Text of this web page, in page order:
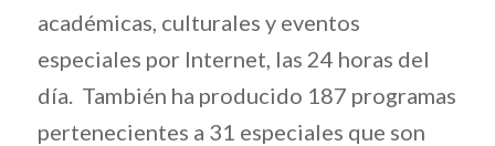
académicas, culturales y eventos
especiales por Internet, las 24 horas del
día. También ha producido 187 programas
pertenecientes a 31 especiales que son